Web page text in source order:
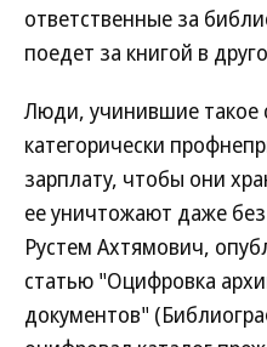
ответственные за
поедет за книгой в
Люди, учинившие такое
категорически
зарплату, чтобы они
ее уничтожают даже
Рустем Ахтямович,
статью "Оцифровка
документов"